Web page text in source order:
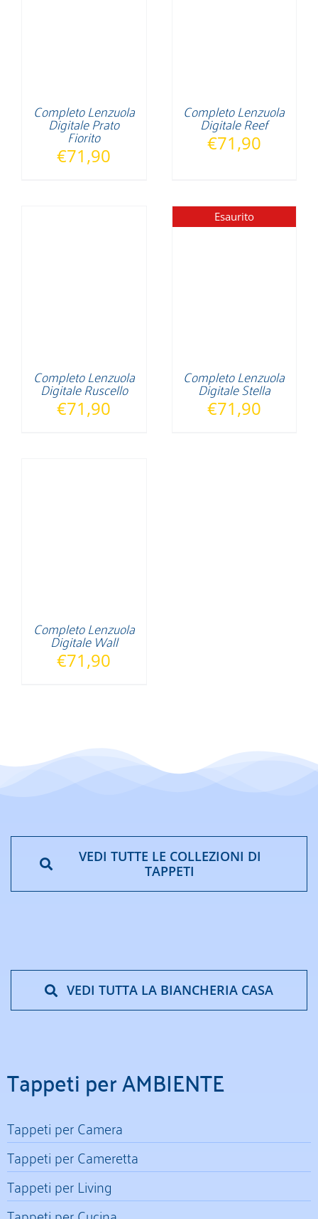
Completo Lenzuola
Digitale Prato
Fiorito
€71,90
Completo Lenzuola
Digitale Reef
€71,90
Completo Lenzuola
Digitale Ruscello
€71,90
Esaurito
Completo Lenzuola
Digitale Stella
€71,90
Completo Lenzuola
Digitale Wall
€71,90
VEDI TUTTE LE COLLEZIONI DI
TAPPETI
VEDI TUTTA LA BIANCHERIA CASA
Tappeti per AMBIENTE
Tappeti per Camera
Tappeti per Cameretta
Tappeti per Living